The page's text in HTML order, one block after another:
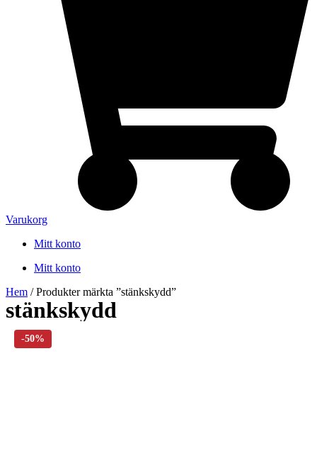
Varukorg
Mitt konto
Mitt konto
Hem / Produkter märkta ”stänkskydd”
stänkskydd